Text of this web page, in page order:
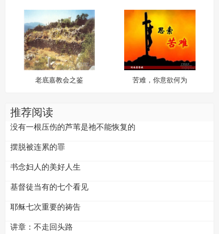
老底嘉教会之鉴 苦难，你意欲何为
推荐阅读
没有一根压伤的芦苇是祂不能恢复的
摆脱被连累的罪
书念妇人的美好人生
基督徒当有的七个看见
耶稣七次重要的祷告
讲章：不走回头路